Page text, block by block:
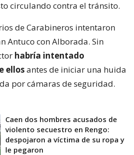
circulando contra el tránsito.
de Carabineros intentaron
Antuco con Alborada. Sin
habría intentado
ellosantes de iniciar una huida
por cámaras de seguridad.
Caen dos hombres acusados de
violento secuestro en Rengo:
despojaron a víctima de su ropa y
le pegaron